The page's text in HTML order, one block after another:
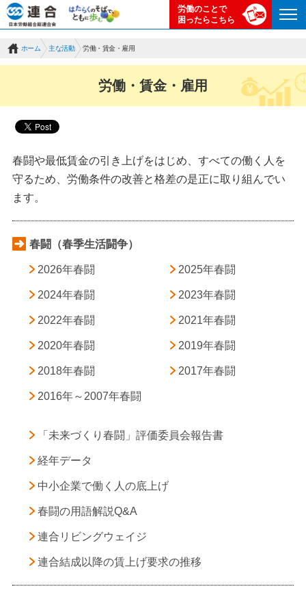
労働のことで
困ったらこちら
ホーム 主な活動 労働・賃金・雇用
労働・賃金・雇用
春闘や最低賃金の引き上げをはじめ、すべての働く人を
守るため、労働条件の改善と格差の是正に取り組んでい
ます。
春闘（春季生活闘争）
2026年春闘 2025年春闘
2024年春闘 2023年春闘
2022年春闘 2021年春闘
2020年春闘 2019年春闘
2018年春闘 2017年春闘
2016年～2007年春闘
「未来づくり春闘」評価委員会報告書
経年データ
中小企業で働く人の底上げ
春闘の用語解説Q&A
連合リビングウェイジ
連合結成以降の賃上げ要求の推移